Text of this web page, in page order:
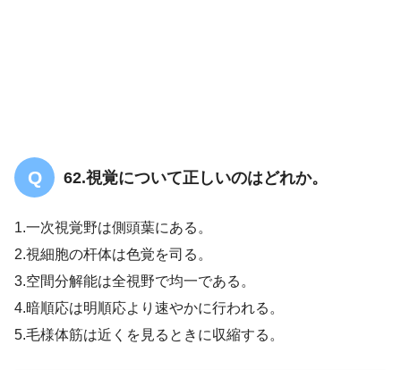
62.視覚について正しいのはどれか。
1.一次視覚野は側頭葉にある。
2.視細胞の杆体は色覚を司る。
3.空間分解能は全視野で均一である。
4.暗順応は明順応より速やかに行われる。
5.毛様体筋は近くを見るときに収縮する。